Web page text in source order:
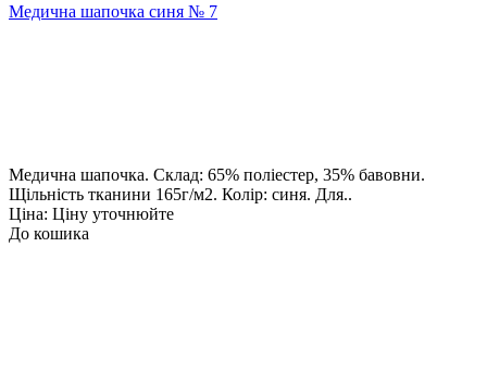
Медична шапочка синя № 7
Медична шапочка. Склад: 65% поліестер, 35% бавовни.
Щільність тканини 165г/м2. Колір: синя. Для..
Ціна: Ціну уточнюйте
До кошика